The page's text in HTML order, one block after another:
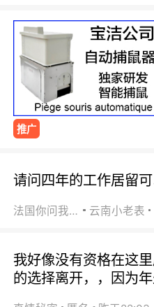
推广
请问四年的工作居留
法国你问我答 云南小老表
我好像没有资格在这
的选择离开，，因为